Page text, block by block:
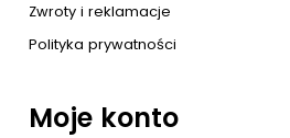
Zwroty i reklamacje
Polityka prywatności
Moje konto